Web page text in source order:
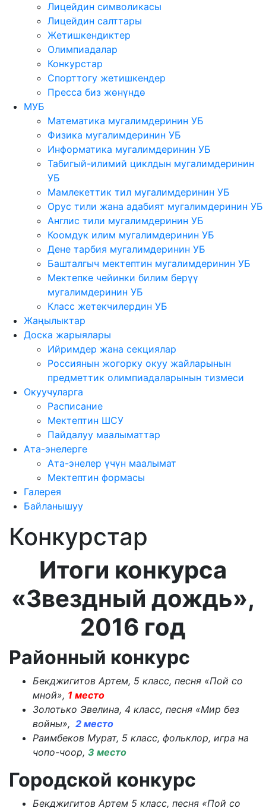
Лицейдин символикасы
Лицейдин салттары
Жетишкендиктер
Олимпиадалар
Конкурстар
Спорттогу жетишкендер
Пресса биз жөнүндө
МУБ
Математика мугалимдеринин УБ
Физика мугалимдеринин УБ
Информатика мугалимдеринин УБ
Табигый-илимий циклдын мугалимдеринин
УБ
Мамлекеттик тил мугалимдеринин УБ
Орус тили жана адабият мугалимдеринин УБ
Англис тили мугалимдеринин УБ
Коомдук илим мугалимдеринин УБ
Дене тарбия мугалимдеринин УБ
Башталгыч мектептин мугалимдеринин УБ
Мектепке чейинки билим берүү
мугалимдеринин УБ
Класс жетекчилердин УБ
Жаңылыктар
Доска жарыялары
Ийримдер жана секциялар
Россиянын жогорку окуу жайларынын
предметтик олимпиадаларынын тизмеси
Окуучуларга
Расписание
Мектептин ШСУ
Пайдалуу маалыматтар
Ата-энелерге
Ата-энелер үчүн маалымат
Мектептин формасы
Галерея
Байланышуу
Конкурстар
Итоги конкурса
«Звездный дождь»,
2016 год
Районный конкурс
Бекджигитов Артем, 5 класс, песня «Пой со
мной», 1 место
Золотько Эвелина, 4 класс, песня «Мир без
войны», 2 место
Раимбеков Мурат, 5 класс, фольклор, игра на
чопо-чоор, 3 место
Городской конкурс
Бекджигитов Артем 5 класс, песня «Пой со